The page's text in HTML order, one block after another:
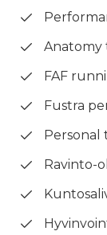
Anatomy
FAF
Fustra
Personal
Ravinto-